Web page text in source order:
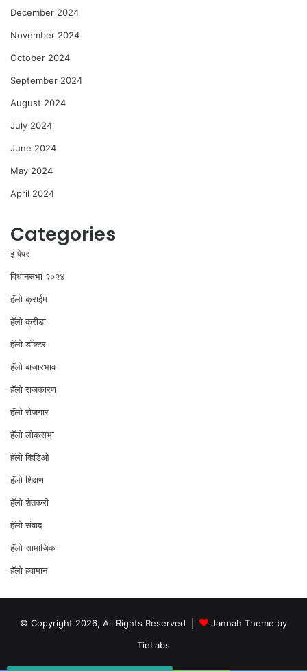
December 2024
November 2024
October 2024
September 2024
August 2024
July 2024
June 2024
May 2024
April 2024
Categories
इ पेपर
विधानसभा २०२४
⁠हॅलो क्राईम
हॅलो क्रीडा
हॅलो डॉक्टर
हॅलो बाजारभाव
हॅलो राजकारण
⁠हॅलो रोजगार
हॅलो लोकसभा
⁠हॅलो व्हिडिओ
हॅलो शिक्षण
⁠हॅलो शेतकरी
⁠हॅलो संवाद
हॅलो सामाजिक
हॅलो हवामान
© Copyright 2026, All Rights Reserved |
Jannah Theme by
TieLabs